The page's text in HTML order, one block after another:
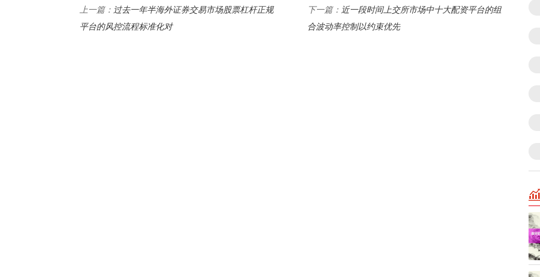
上一篇： 过去一年半海外证券交易市场股票杠杆正规
平台的风控流程标准化对
下一篇： 近一段时间上交所市场中十大配资平台的组
合波动率控制以约束优先